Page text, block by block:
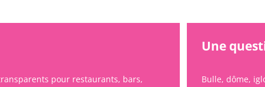
pour restaurants, bars,
Une
Bulle, dôme,